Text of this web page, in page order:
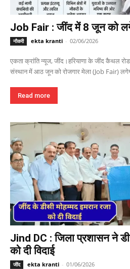
Job Fair : जींद में 8 जून को
नौकरी ekta kranti - 02/06/2026
एकता क्रांति न्यूज, जींद।हरियाणा के जींद कैथल
संस्थान में आठ जून को रोजगार मेला (Job Fair)
Read more
Jind DC : जिला प्रशासन ने
को दी विदाई
जींद ekta kranti - 01/06/2026